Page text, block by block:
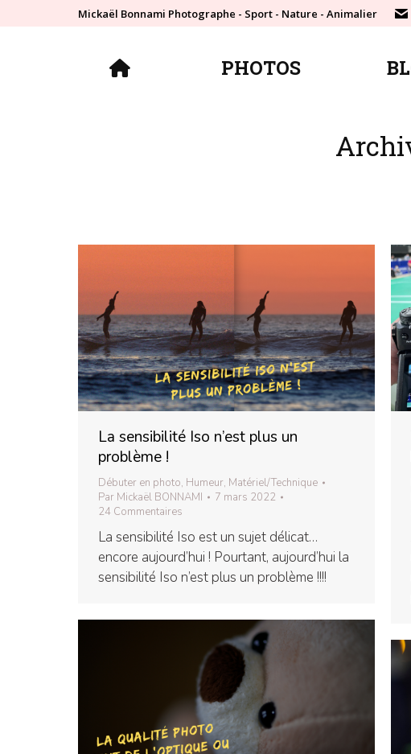
Mickaël Bonnami Photographe - Sport - Nature - Animalier
PHOTOS
La sensibilité Iso n’est plus un
problème !
Débuter en photo, Humeur, Matériel/Technique
Par Mickaël BONNAMI
7 mars 2022
24 Commentaires
La sensibilité Iso est un sujet délicat…
encore aujourd’hui ! Pourtant, aujourd’hui la
sensibilité Iso n’est plus un problème !!!!